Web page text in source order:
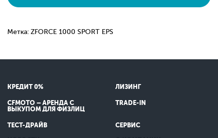
Метка: ZFORCE 1000 SPORT EPS
КРЕДИТ 0% ЛИЗИНГ
CFMOTO – АРЕНДА С
ВЫКУПОМ ДЛЯ ФИЗЛИЦ
TRADE-IN
ТЕСТ-ДРАЙВ СЕРВИС